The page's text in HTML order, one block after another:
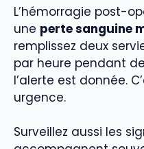
L’hémorragie post-
une perte sanguine
remplissez deux
par heure pendant
l’alerte est donnée.
urgence.
Surveillez aussi les